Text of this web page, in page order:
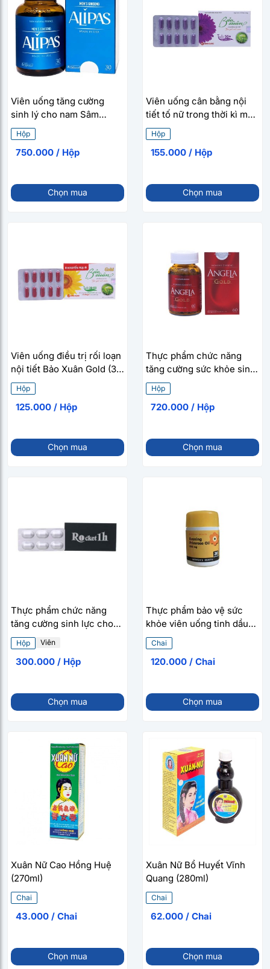
Viên uống tăng cường
sinh lý cho nam Sâm
Alipas New (30 viên/hộp)
Hộp
750.000 / Hộp
Chọn mua
Viên uống cân bằng nội
tiết tố nữ trong thời kì mãn
kinh Bảo Xuân Tuổi 50+ (3
vỉ x 10 viên/hộp)
Hộp
155.000 / Hộp
Chọn mua
Viên uống điều trị rối loạn
nội tiết Bảo Xuân Gold (3
vỉ x 10 viên/hộp)
Hộp
125.000 / Hộp
Chọn mua
Thực phẩm chức năng
tăng cường sức khỏe sinh
lý nữ Sâm Angela Gold (60
viên/hộp)
Hộp
720.000 / Hộp
Chọn mua
Thực phẩm chức năng
tăng cường sinh lực cho
nam giới Rocket 1h (6
viên/hộp)
Hộp Viên
300.000 / Hộp
Chọn mua
Thực phẩm bảo vệ sức
khỏe viên uống tinh dầu
hoa anh thảo Everyday
Health Evening Primrose
Oil 500mg (30 viên/chai)
Chai
120.000 / Chai
Chọn mua
Xuân Nữ Cao Hồng Huệ
(270ml)
Chai
43.000 / Chai
Chọn mua
Xuân Nữ Bổ Huyết Vĩnh
Quang (280ml)
Chai
62.000 / Chai
Chọn mua